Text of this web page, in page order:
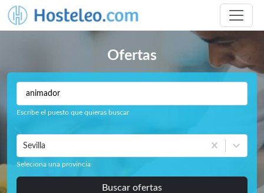
Ofertas
Escribe el puesto que quieras buscar
Sevilla
Seleciona una provincia
Buscar ofertas